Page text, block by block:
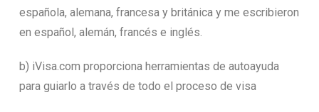
española, alemana, francesa y británica y me escribieron
en español, alemán, francés e inglés.
b) iVisa.com proporciona herramientas de autoayuda
para guiarlo a través de todo el proceso de visa